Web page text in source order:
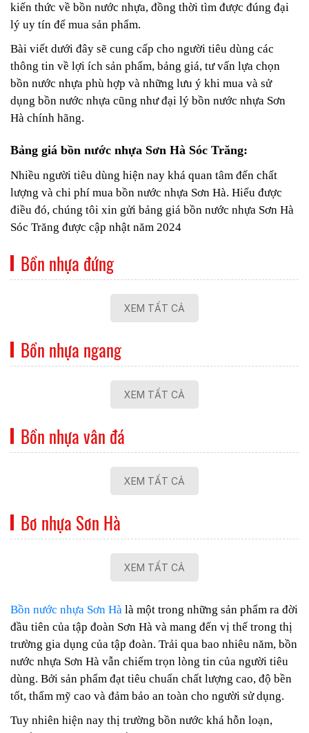
kiến thức về bồn nước nhựa, đồng thời tìm được đúng đại
lý uy tín để mua sản phẩm.
Bài viết dưới đây sẽ cung cấp cho người tiêu dùng các
thông tin về lợi ích sản phẩm, bảng giá, tư vấn lựa chọn
bồn nước nhựa phù hợp và những lưu ý khi mua và sử
dụng bồn nước nhựa cũng như đại lý bồn nước nhựa Sơn
Hà chính hãng.
Bảng giá bồn nước nhựa Sơn Hà Sóc Trăng:
Nhiều người tiêu dùng hiện nay khá quan tâm đến chất
lượng và chi phí mua bồn nước nhựa Sơn Hà. Hiểu được
điều đó, chúng tôi xin gửi bảng giá bồn nước nhựa Sơn Hà
Sóc Trăng được cập nhật năm 2024
Bồn nhựa đứng
XEM TẤT CẢ
Bồn nhựa ngang
XEM TẤT CẢ
Bồn nhựa vân đá
XEM TẤT CẢ
Bơ nhựa Sơn Hà
XEM TẤT CẢ
Bồn nước nhựa Sơn Hà là một trong những sản phẩm ra đời
đầu tiên của tập đoàn Sơn Hà và mang đến vị thế trong thị
trường gia dụng của tập đoàn. Trải qua bao nhiêu năm, bồn
nước nhựa Sơn Hà vẫn chiếm trọn lòng tin của người tiêu
dùng. Bởi sản phẩm đạt tiêu chuẩn chất lượng cao, độ bền
tốt, thẩm mỹ cao và đảm bảo an toàn cho người sử dụng.
Tuy nhiên hiện nay thị trường bồn nước khá hỗn loạn,